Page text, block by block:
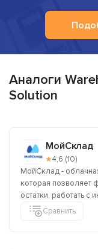
Аналоги
Solution
МойСклад
★4,6 (10)
МойСклад -
которая позволяет
остатки, работать с
Сравнить